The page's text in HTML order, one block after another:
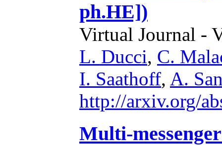
ph.HE])
Virtual Journal -
L. Ducci, C.
I. Saathoff, A.
http://arxiv.org/
Multi-